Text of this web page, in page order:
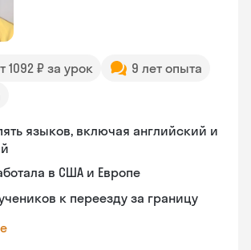
1092 ₽ за урок
9 лет опыта
языков, включая английский и
в США и Европе
к переезду за границу